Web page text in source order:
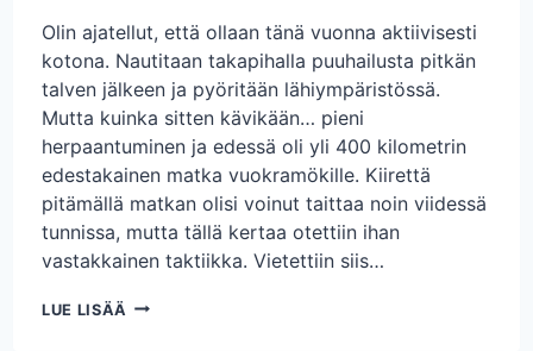
Olin ajatellut, että ollaan tänä vuonna aktiivisesti
kotona. Nautitaan takapihalla puuhailusta pitkän
talven jälkeen ja pyöritään lähiympäristössä.
Mutta kuinka sitten kävikään… pieni
herpaantuminen ja edessä oli yli 400 kilometrin
edestakainen matka vuokramökille. Kiirettä
pitämällä matkan olisi voinut taittaa noin viidessä
tunnissa, mutta tällä kertaa otettiin ihan
vastakkainen taktiikka. Vietettiin siis…
LUE LISÄÄ MUUTAMA